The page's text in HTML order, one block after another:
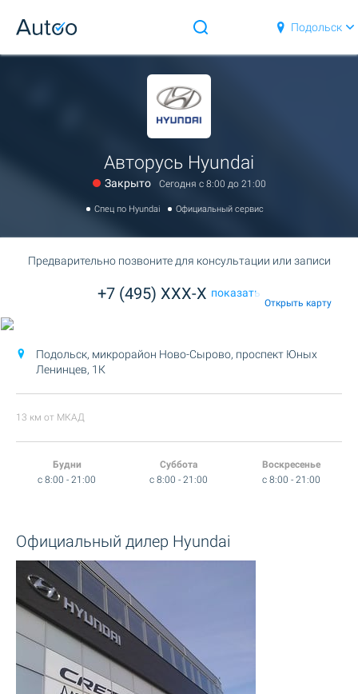
Подольск
Авторусь Hyundai
Закрыто Сегодня c 8:00 до 21:00
Спец по Hyundai Официальный сервис
Предварительно позвоните для консультации или записи
+7 (495) XXX-X показать
Открыть карту
Подольск, микрорайон Ново-Сырово, проспект Юных
Ленинцев, 1К
13 км от МКАД
Будни
c 8:00 - 21:00
Суббота
c 8:00 - 21:00
Воскресенье
c 8:00 - 21:00
Официальный дилер Hyundai